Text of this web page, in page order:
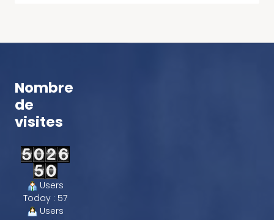
Nombre
de
visites
Users
Today : 57
Users